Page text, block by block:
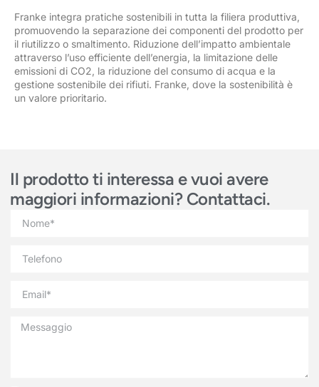
Franke integra pratiche sostenibili in tutta la filiera produttiva,
promuovendo la separazione dei componenti del prodotto per
il riutilizzo o smaltimento. Riduzione dell’impatto ambientale
attraverso l’uso efficiente dell’energia, la limitazione delle
emissioni di CO2, la riduzione del consumo di acqua e la
gestione sostenibile dei rifiuti. Franke, dove la sostenibilità è
un valore prioritario.
Il prodotto ti interessa e vuoi avere
maggiori informazioni? Contattaci.